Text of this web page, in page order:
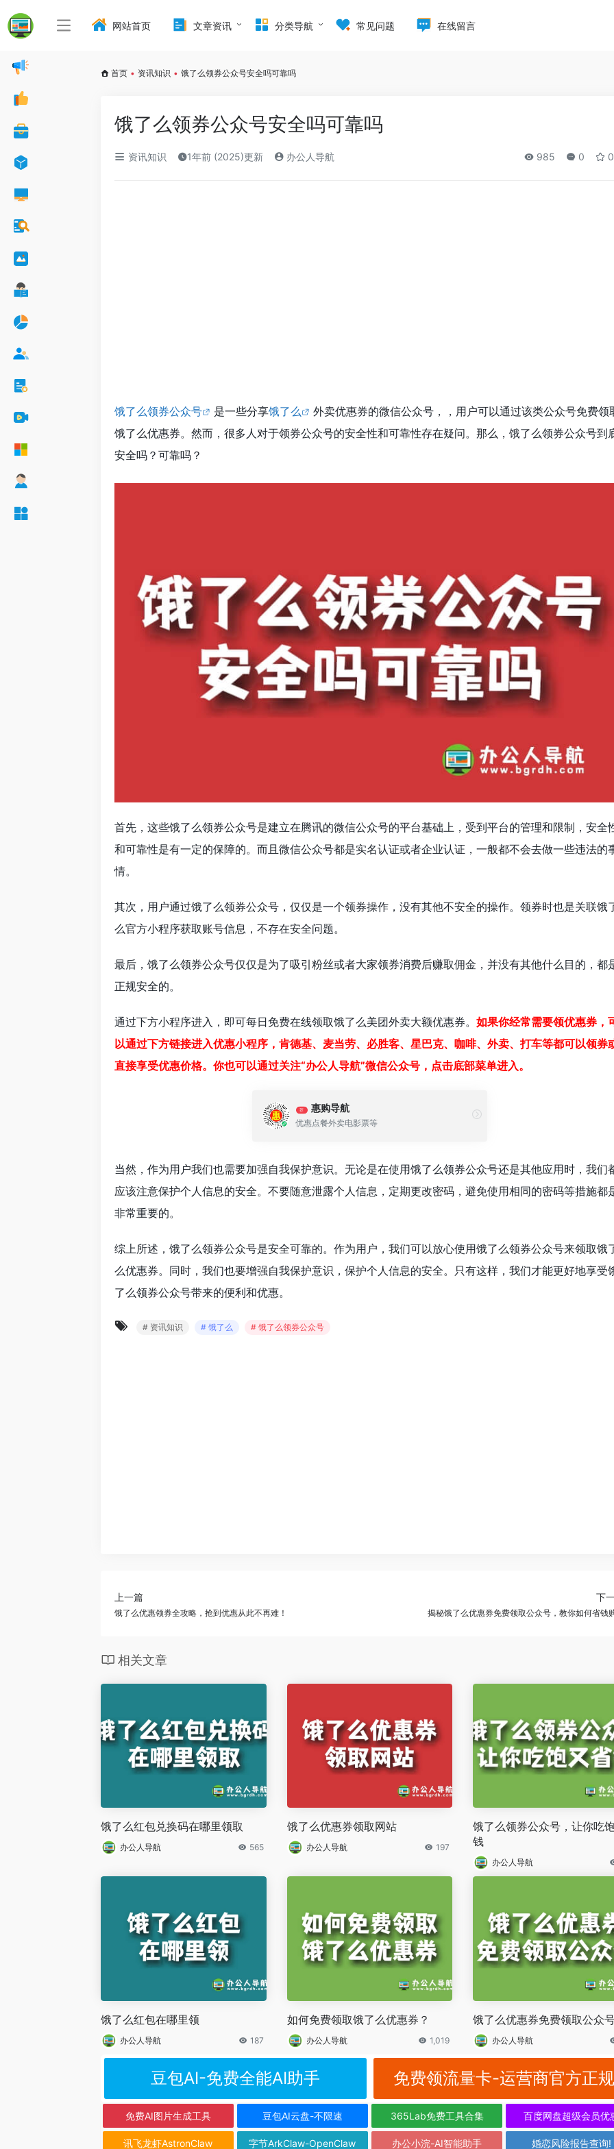
网站首页 文章资讯 分类导航 常见问题 在线留言
首页 • 资讯知识 • 饿了么领券公众号安全吗可靠吗
饿了么领券公众号安全吗可靠吗
资讯知识 1年前 (2025)更新 办公人导航 985 0 0
饿了么领券公众号 是一些分享饿了么
外卖优惠券的微信公众号，，用户可以通过该类公众号免费领
饿了么优惠券。然而，很多人对于领券公众号的安全性和可靠性存在疑问。那么，饿了么领券公众号到
安全吗？可靠吗？
首先，这些饿了么领券公众号是建立在腾讯的微信公众号的平台基础上，受到平台的管理和限制，安全
和可靠性是有一定的保障的。而且微信公众号都是实名认证或者企业认证，一般都不会去做一些违法的
情。
其次，用户通过饿了么领券公众号，仅仅是一个领券操作，没有其他不安全的操作。领券时也是关联饿
么官方小程序获取账号信息，不存在安全问题。
最后，饿了么领券公众号仅仅是为了吸引粉丝或者大家领券消费后赚取佣金，并没有其他什么目的，都
正规安全的。
通过下方小程序进入，即可每日免费在线领取饿了么美团外卖大额优惠券。 如果你经常需要领优惠券，
以通过下方链接进入优惠小程序，肯德基、麦当劳、必胜客、星巴克、咖啡、外卖、打车等都可以领券
直接享受优惠价格。你也可以通过关注“办公人导航”微信公众号，点击底部菜单进入。
荐 惠购导航
优惠点餐外卖电影票等
当然，作为用户我们也需要加强自我保护意识。无论是在使用饿了么领券公众号还是其他应用时，我们
应该注意保护个人信息的安全。不要随意泄露个人信息，定期更改密码，避免使用相同的密码等措施都
非常重要的。
综上所述，饿了么领券公众号是安全可靠的。作为用户，我们可以放心使用饿了么领券公众号来领取饿
么优惠券。同时，我们也要增强自我保护意识，保护个人信息的安全。只有这样，我们才能更好地享受
了么领券公众号带来的便利和优惠。
# 资讯知识 # 饿了么 # 饿了么领券公众号
上一篇
饿了么优惠领券全攻略，抢到优惠从此不再难！
下
揭秘饿了么优惠券免费领取公众号，教你如何省钱
相关文章
饿了么红包兑换码在哪里领取
办公人导航 565
饿了么优惠券领取网站
办公人导航 197
饿了么领券公众号，让你吃
钱
办公人导航
饿了么红包在哪里领
办公人导航 187
如何免费领取饿了么优惠券？
办公人导航 1,019
饿了么优惠券免费领取公众
办公人导航
豆包AI-免费全能AI助手 免费领流量卡-运营商官方正
免费AI图片生成工具 豆包AI云盘-不限速 365Lab免费工具合集 百度网盘超级会员优
讯飞龙虾AstronClaw 字节ArkClaw-OpenClaw 办公小浣-AI智能助手 婚恋风险报告查询!